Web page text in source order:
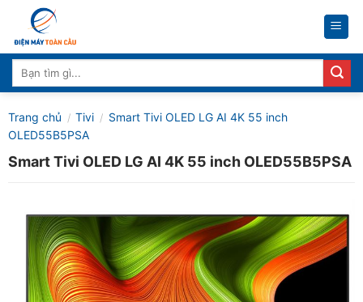
content
Tìm
kiếm:
Trang chủ / Tivi / Smart Tivi OLED LG AI 4K 55 inch
OLED55B5PSA
Smart Tivi OLED LG AI 4K 55 inch OLED55B5PSA